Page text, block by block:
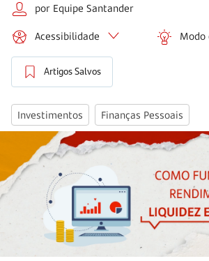
por Equipe Santander
Acessibilidade Modo
Artigos Salvos
Investimentos Finanças Pessoais